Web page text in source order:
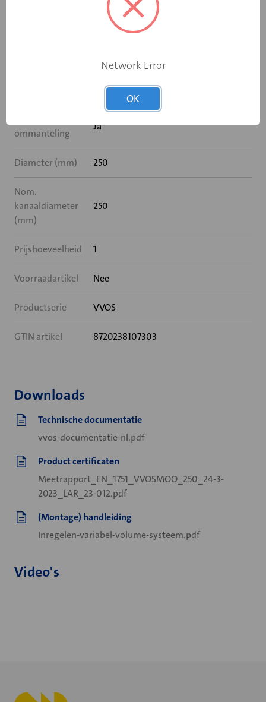
Nee
ommanteling
Ja
Diameter (mm) 250
Nom.
kanaaldiameter
(mm)
250
Prijshoeveelheid 1
Voorraadartikel Nee
Productserie VVOS
GTIN artikel 8720238107303
Downloads
Technische documentatie
vvos-documentatie-nl.pdf
Product certificaten
Meetrapport_EN_1751_VVOSMOO_250_24-3-
2023_LAR_23-012.pdf
(Montage) handleiding
Inregelen-variabel-volume-systeem.pdf
Video's
Network Error
OK